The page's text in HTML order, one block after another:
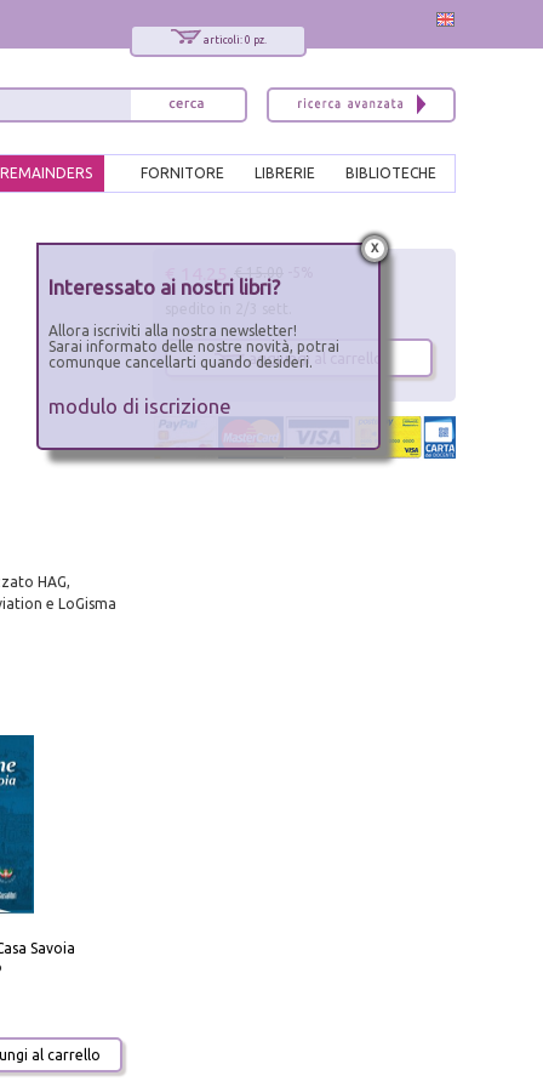
articoli: 0 pz.
BIBLIOTECHE
LIBRERIE
FORNITORE
REMAINDERS
HAG,
e LoGisma
Savoia
al carrello
€ 14.25
aggiungi al carrello
x
Interessato ai nostri libri?
Allora iscriviti alla nostra newsletter!
Sarai informato delle nostre novità, potrai
comunque cancellarti quando desideri.
modulo di iscrizione